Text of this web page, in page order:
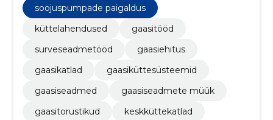
soojuspumpade paigaldus
küttelahendused
gaasitööd
surveseadmetööd
gaasiehitus
gaasikatlad
gaasiküttesüsteemid
gaasiseadmed
gaasiseadmete müük
gaasitorustikud
keskküttekatlad